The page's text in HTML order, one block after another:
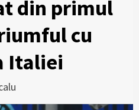
din primul
cu
Italiei